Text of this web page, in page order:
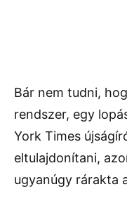
Bár nem tudni,
rendszer, egy
York Times
eltulajdonítani,
ugyanúgy rárakta